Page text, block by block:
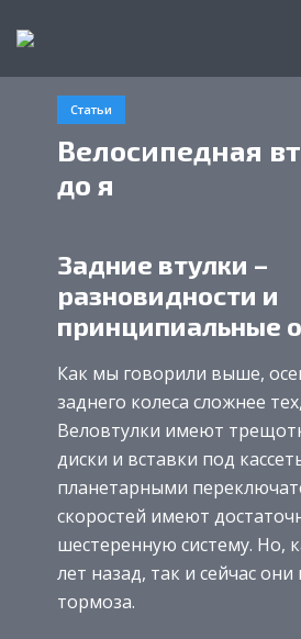
Статьи
Велосипедная
до я
Задние втулки –
разновидности и
принципиальные
Как мы говорили выше,
заднего колеса сложнее
Веловтулки имеют
диски и вставки под
планетарными
скоростей имеют
шестеренную систему. Но,
лет назад, так и сейчас
тормоза.